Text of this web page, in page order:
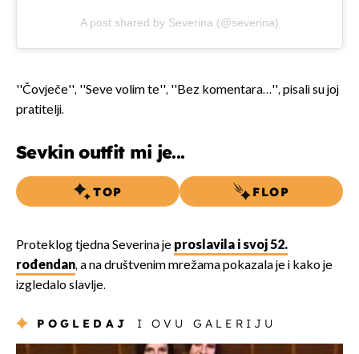
A post shared by Severina (@severina)
''Čovječe'', ''Seve volim te'', ''Bez komentara…'', pisali su joj
pratitelji.
Sevkin outfit mi je...
TOP FLOP
Proteklog tjedna Severina je proslavila i svoj 52.
rođendan, a na društvenim mrežama pokazala je i kako je
izgledalo slavlje.
POGLEDAJ I OVU GALERIJU